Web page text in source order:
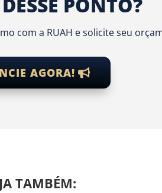
PONTO?
com a RUAH e solicite seu
AGORA!
TAMBÉM: